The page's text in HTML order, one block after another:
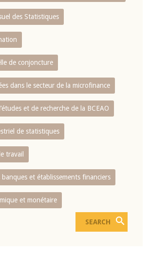
des Statistiques
de conjoncture
dans le secteur de la microfinance
et de recherche de la BCEAO
de statistiques
travail
et établissements financiers
et monétaire